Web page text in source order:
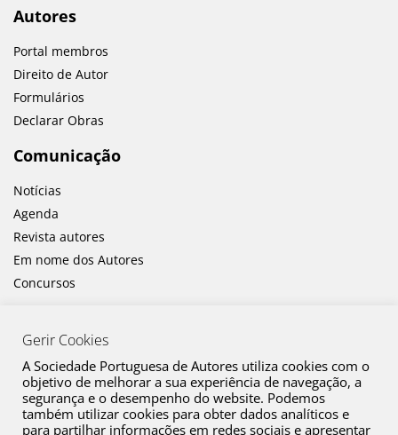
Autores
Portal membros
Direito de Autor
Formulários
Declarar Obras
Comunicação
Notícias
Agenda
Revista autores
Em nome dos Autores
Concursos
Canal de Denúncia
Gerir Cookies
A Sociedade Portuguesa de Autores utiliza cookies com o
objetivo de melhorar a sua experiência de navegação, a
segurança e o desempenho do website. Podemos
também utilizar cookies para obter dados analíticos e
para partilhar informações em redes sociais e apresentar